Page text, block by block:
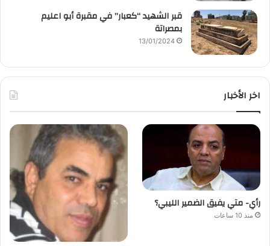
قبر الشهيد “كعبار” في مقبرة أبو اعليم
بمصراتة
13/01/2024
اخر الأخبار
رأي- متي يفيق الضمير الليبي؟
منذ 10 ساعات